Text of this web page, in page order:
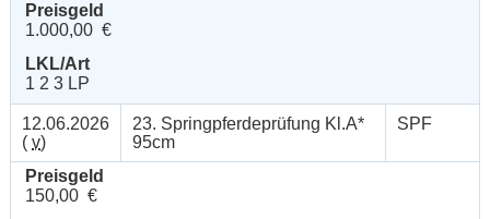
Preisgeld
1.000,00 €
LKL/Art
1 2 3 LP
12.06.2026
( v)
23. Springpferdeprüfung Kl.A*
95cm
SPF
Preisgeld
150,00 €